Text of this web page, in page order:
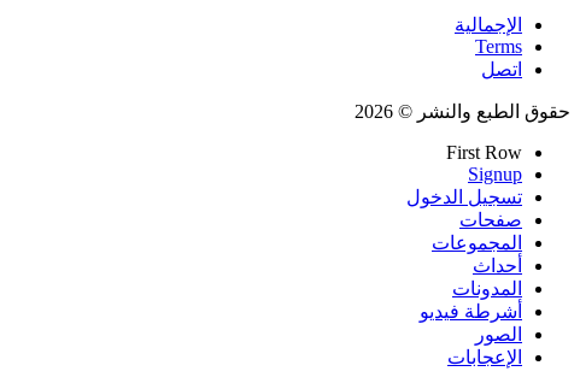
الإجمالية
Terms
اتصل
حقوق الطبع والنشر © 2026
First Row
Signup
تسجيل الدخول
صفحات
المجموعات
أحداث
المدونات
أشرطة فيديو
الصور
الإعجابات